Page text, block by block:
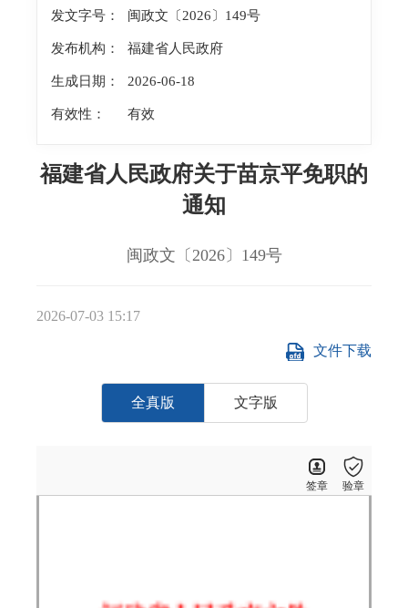
发文字号： 闽政文〔2026〕149号
发布机构： 福建省人民政府
生成日期： 2026-06-18
有效性： 有效
福建省人民政府关于苗京平免职的
通知
闽政文〔2026〕149号
2026-07-03 15:17
全真版 文字版
文件下载